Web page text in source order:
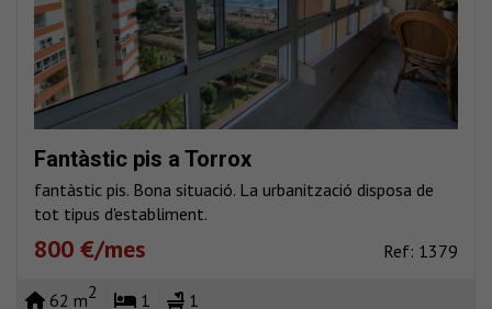
Fantàstic pis a Torrox
fantàstic pis. Bona situació. La urbanització disposa de
tot tipus d'establiment.
800 €/mes Ref: 1379
62 m2 1 1